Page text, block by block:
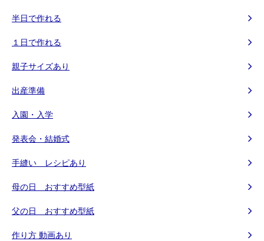
半日で作れる
１日で作れる
親子サイズあり
出産準備
入園・入学
発表会・結婚式
手縫い レシピあり
母の日 おすすめ型紙
父の日 おすすめ型紙
作り方 動画あり